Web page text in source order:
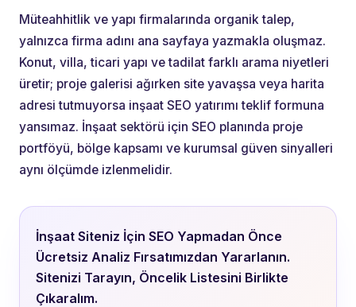
Müteahhitlik ve yapı firmalarında organik talep,
yalnızca firma adını ana sayfaya yazmakla oluşmaz.
Konut, villa, ticari yapı ve tadilat farklı arama niyetleri
üretir; proje galerisi ağırken site yavaşsa veya harita
adresi tutmuyorsa inşaat SEO yatırımı teklif formuna
yansımaz. İnşaat sektörü için SEO planında proje
portföyü, bölge kapsamı ve kurumsal güven sinyalleri
aynı ölçümde izlenmelidir.
İnşaat Siteniz İçin SEO Yapmadan Önce
Ücretsiz Analiz Fırsatımızdan Yararlanın.
Sitenizi Tarayın, Öncelik Listesini Birlikte
Çıkaralım.